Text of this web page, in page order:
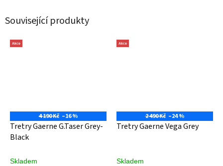
Související produkty
Akce
4 190 Kč –16 %
Tretry Gaerne G.Taser Grey-
Black
Skladem
Akce
2 490 Kč –24 %
Tretry Gaerne Vega Grey
Skladem